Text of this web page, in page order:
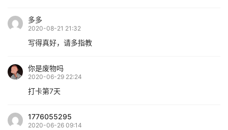
多多
2020-08-21 21:32
写得真好，请多指教
你是废物吗
2020-06-29 22:24
打卡第7天
1776055295
2020-06-26 09:14